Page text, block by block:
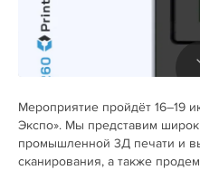
Мероприятие пройдёт 16–19
Экспо». Мы представим
промышленной 3Д печати и
сканирования, а также